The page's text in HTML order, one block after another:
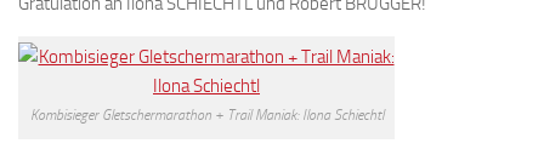
Kombisieger Gletschermarathon + Trail Maniak: Ilona Schiechtl